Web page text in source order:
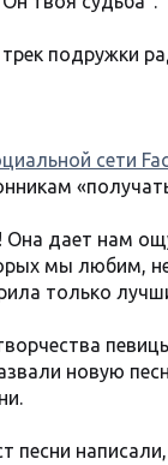
подружки
сети
дает нам
мы любим,
только
новую
песни